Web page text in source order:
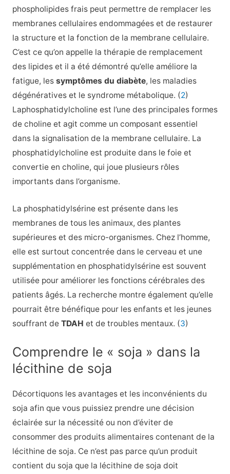
phospholipides frais peut permettre de remplacer les
membranes cellulaires endommagées et de restaurer
la structure et la fonction de la membrane cellulaire.
C’est ce qu’on appelle la thérapie de remplacement
des lipides et il a été démontré qu’elle améliore la
fatigue, les symptômes du diabète, les maladies
dégénératives et le syndrome métabolique. (2)
Laphosphatidylcholine est l’une des principales formes
de choline et agit comme un composant essentiel
dans la signalisation de la membrane cellulaire. La
phosphatidylcholine est produite dans le foie et
convertie en choline, qui joue plusieurs rôles
importants dans l’organisme.
La phosphatidylsérine est présente dans les
membranes de tous les animaux, des plantes
supérieures et des micro-organismes. Chez l’homme,
elle est surtout concentrée dans le cerveau et une
supplémentation en phosphatidylsérine est souvent
utilisée pour améliorer les fonctions cérébrales des
patients âgés. La recherche montre également qu’elle
pourrait être bénéfique pour les enfants et les jeunes
souffrant de TDAH et de troubles mentaux. (3)
Comprendre le « soja » dans la
lécithine de soja
Décortiquons les avantages et les inconvénients du
soja afin que vous puissiez prendre une décision
éclairée sur la nécessité ou non d’éviter de
consommer des produits alimentaires contenant de la
lécithine de soja. Ce n’est pas parce qu’un produit
contient du soja que la lécithine de soja doit